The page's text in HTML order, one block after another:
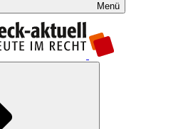
Menü